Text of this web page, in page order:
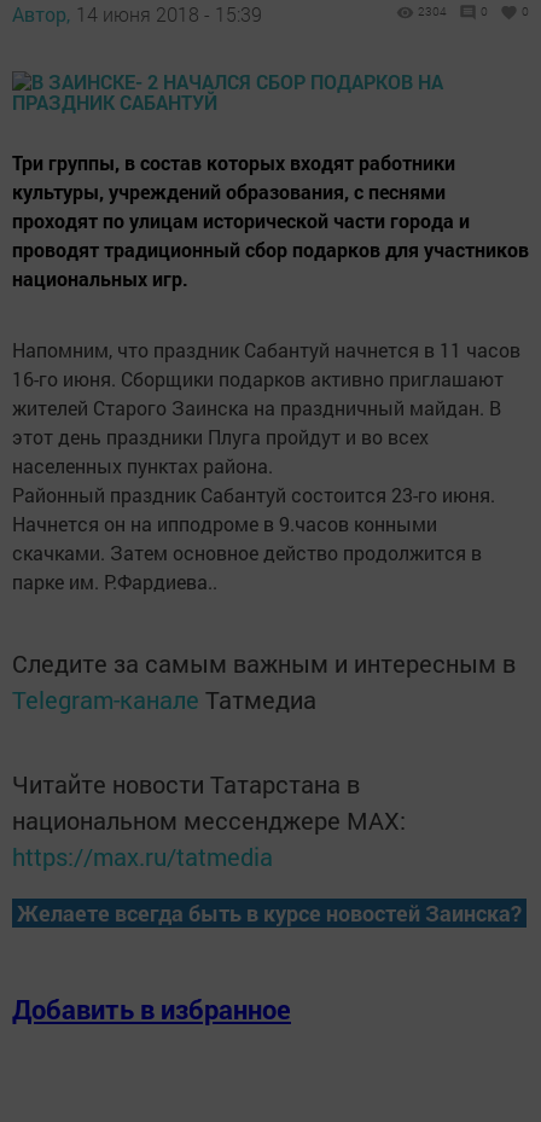
Автор, 14 июня 2018 - 15:39 2304 0 0
Три группы, в состав которых входят работники
культуры, учреждений образования, с песнями
проходят по улицам исторической части города и
проводят традиционный сбор подарков для участников
национальных игр.
Напомним, что праздник Сабантуй начнется в 11 часов
16-го июня. Сборщики подарков активно приглашают
жителей Старого Заинска на праздничный майдан. В
этот день праздники Плуга пройдут и во всех
населенных пунктах района.
Районный праздник Сабантуй состоится 23-го июня.
Начнется он на ипподроме в 9.часов конными
скачками. Затем основное действо продолжится в
парке им. Р.Фардиева..
Следите за самым важным и интересным в
Telegram-канале Татмедиа
Читайте новости Татарстана в
национальном мессенджере MАХ:
https://max.ru/tatmedia
Желаете всегда быть в курсе новостей Заинска?
Добавить в избранное